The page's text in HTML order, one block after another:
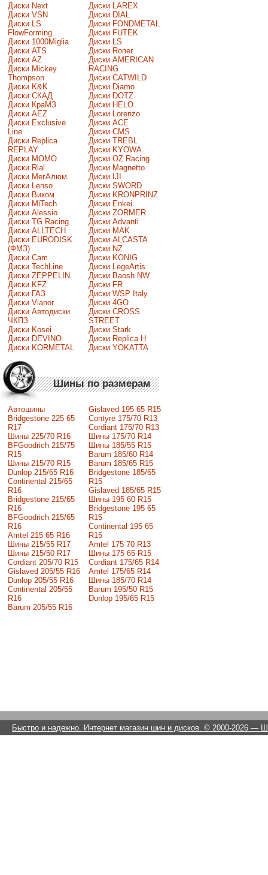
Диски Next
Диски VSN
Диски LS
FlowForming
Диски 1000Miglia
Диски ATS
Диски AZ
Диски Mickey
Thompson
Диски K&K
Диски СКАД
Диски КраМЗ
Диски AEZ
Диски Exclusive
Line
Диски Replica
REPLAY
Диски MOMO
Диски Rial
Диски МегАлюм
Диски Lenso
Диски Виком
Диски MiTech
Диски Alessio
Диски TG Racing
Диски ALLTECH
Диски EURODISK
(ФМЗ)
Диски Cam
Диски TechLine
Диски ZEPPELIN
Диски KFZ
Диски ГАЗ
Диски Vianor
Диски Автодиски
ЧКПЗ
Диски Kosei
Диски DEVINO
Диски KORMETAL
Диски LAREX
Диски DIAL
Диски FONDMETAL
Диски FUTEK
Диски LS
Диски Roner
Диски AMERICAN
RACING
Диски CATWILD
Диски Diamo
Диски DOTZ
Диски HELO
Диски Lorenzo
Диски ACE
Диски CMS
Диски TREBL
Диски KYOWA
Диски OZ Racing
Диски Magnetto
Диски IJI
Диски SWORD
Диски KRONPRINZ
Диски Enkei
Диски ZORMER
Диски Advanti
Диски MAK
Диски ALCASTA
Диски NZ
Диски KONIG
Диски LegeArtis
Диски Baosh NW
Диски FR
Диски WSP Italy
Диски 4GO
Диски CROSS
STREET
Диски Stark
Диски Replica H
Диски YOKATTA
Шины по размерам
Автошины
Bridgestone 225 65
R17
Шины 225/70 R16
BFGoodrich 215/75
R15
Шины 215/70 R15
Dunlop 215/65 R16
Continental 215/65
R16
Bridgestone 215/65
R16
BFGoodrich 215/65
R16
Amtel 215 65 R16
Шины 215/55 R17
Шины 215/50 R17
Сordiant 205/70 R15
Gislaved 205/55 R16
Dunlop 205/55 R16
Continental 205/55
R16
Barum 205/55 R16
Gislaved 195 65 R15
Contyre 175/70 R13
Cordiant 175/70 R13
Шины 175/70 R14
Шины 185/55 R15
Barum 185/60 R14
Barum 185/65 R15
Bridgestone 185/65
R15
Gislaved 185/65 R15
Шины 195 60 R15
Bridgestone 195 65
R15
Continental 195 65
R15
Amtel 175 70 R13
Шины 175 65 R15
Cordiant 175/65 R14
Amtel 175/65 R14
Шины 185/70 R14
Barum 195/50 R15
Dunlop 195/65 R15
Быстро и надежно. Интернет магазин шин и дисков. © 2000-2026 —